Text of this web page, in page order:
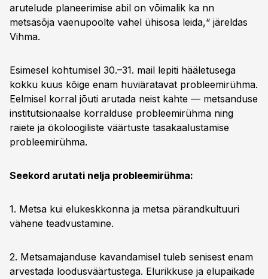
arutelude planeerimise abil on võimalik ka nn
metsasõja vaenupoolte vahel ühisosa leida,“ järeldas
Vihma.
Esimesel kohtumisel 30.–31. mail lepiti hääletusega
kokku kuus kõige enam huviäratavat probleemirühma.
Eelmisel korral jõuti arutada neist kahte — metsanduse
institutsionaalse korralduse probleemirühma ning
raiete ja ökoloogiliste väärtuste tasakaalustamise
probleemirühma.
Seekord arutati nelja probleemirühma:
1. Metsa kui elukeskkonna ja metsa pärandkultuuri
vähene teadvustamine.
2. Metsamajanduse kavandamisel tuleb senisest enam
arvestada loodusväärtustega. Elurikkuse ja elupaikade